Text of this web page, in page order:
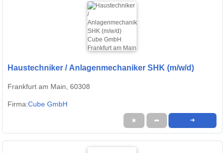
Haustechniker / Anlagenmechaniker SHK (m/w/d)
Frankfurt am Main, 60308
Firma:Cube GmbH
★ ➦ ➜